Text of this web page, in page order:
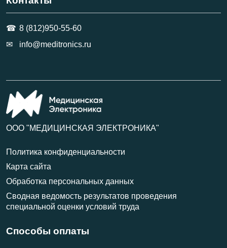
8 (812)950-55-60
info@meditronics.ru
ООО "МЕДИЦИНСКАЯ ЭЛЕКТРОНИКА"
Политика конфиденциальности
Карта сайта
Обработка персональных данных
Сводная ведомость результатов проведения
специальной оценки условий труда
Способы оплаты